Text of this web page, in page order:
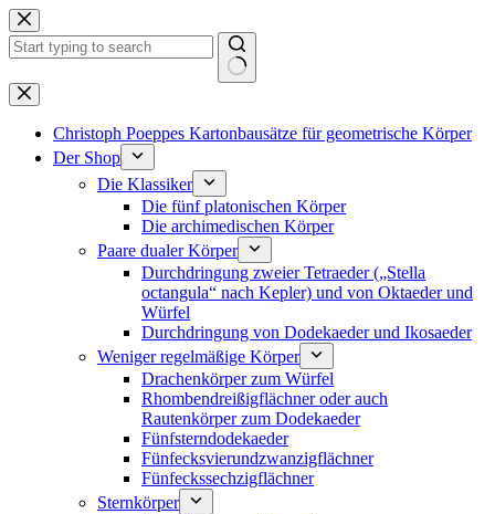
Zum
Inhalt
springen
Keine
Ergebnisse
Christoph Poeppes Kartonbausätze für geometrische Körper
Der Shop
Die Klassiker
Die fünf platonischen Körper
Die archimedischen Körper
Paare dualer Körper
Durchdringung zweier Tetraeder („Stella
octangula“ nach Kepler) und von Oktaeder und
Würfel
Durchdringung von Dodekaeder und Ikosaeder
Weniger regelmäßige Körper
Drachenkörper zum Würfel
Rhombendreißigflächner oder auch
Rautenkörper zum Dodekaeder
Fünfsterndodekaeder
Fünfecksvierundzwanzigflächner
Fünfeckssechzigflächner
Sternkörper